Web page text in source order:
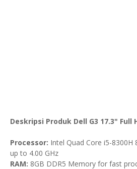
Deskripsi Produk Dell G3 17.3" Full
Processor: Intel Quad Core i5-8300H
up to 4.00 GHz
RAM: 8GB DDR5 Memory for fast